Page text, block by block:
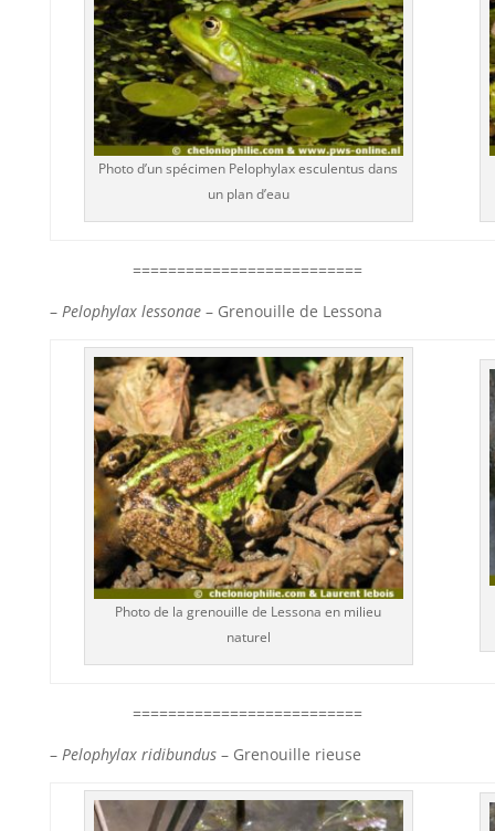
Photo d’un spécimen Pelophylax esculentus dans
un plan d’eau
==========================
– Pelophylax lessonae– Grenouille de Lessona
Photo de la grenouille de Lessona en milieu
naturel
==========================
– Pelophylax ridibundus– Grenouille rieuse